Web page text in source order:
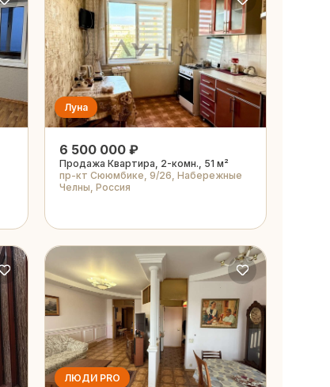
Луна
6 500 000 ₽
Продажа Квартира, 2-комн., 51 м²
пр-кт Сююмбике, 9/26, Набережные
Челны, Россия
ЛЮДИ PRO